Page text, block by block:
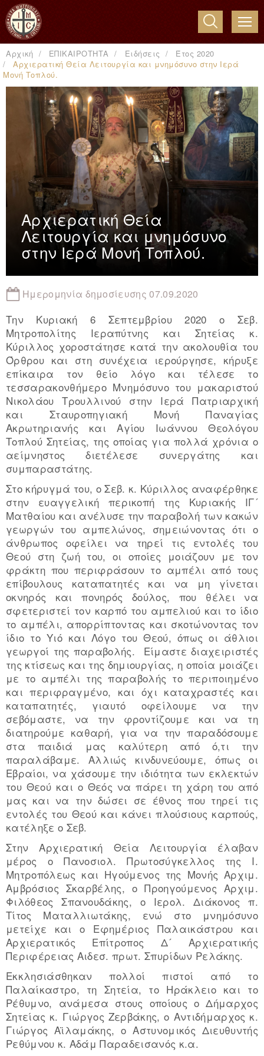
Αρχική ΕΠΙΚΑΙΡΟΤΗΤΑ Ειδήσεις
Έτος 2020
Αρχιερατική Θεία Λειτουργία και μνημόσυνο στην Ιερά
Μονή Τοπλού.
Αρχιερατική Θεία
Λειτουργία και μνημόσυνο
στην Ιερά Μονή Τοπλού.
Ημερομηνία δημοσίευσης 07.09.2020
Την Κυριακή 6 Σεπτεμβρίου 2020 ο Σεβ.
Μητροπολίτης Ιεραπύτνης και Σητείας κ.
Κύριλλος χοροστάτησε κατά την ακολουθία του
Όρθρου και στη συνέχεια ιερούργησε, κήρυξε
επίκαιρα τον θείο λόγο και τέλεσε το
τεσσαρακονθήμερο Μνημόσυνο του μακαριστού
Νικολάου Τρουλλινού στην Ιερά Πατριαρχική
και Σταυροπηγιακή Μονή Παναγίας
Ακρωτηριανής και Αγίου Ιωάννου Θεολόγου
Τοπλού Σητείας, της οποίας για πολλά χρόνια ο
αείμνηστος διετέλεσε συνεργάτης και
συμπαραστάτης.
Στο κήρυγμά του, ο Σεβ. κ. Κύριλλος αναφέρθηκε
στην ευαγγελική περικοπή της Κυριακής ΙΓ´
Ματθαίου και ανέλυσε την παραβολή των κακών
γεωργών του αμπελώνος, σημειώνοντας ότι ο
άνθρωπος οφείλει να τηρεί τις εντολές του
Θεού στη ζωή του, οι οποίες μοιάζουν με τον
φράκτη που περιφράσουν το αμπέλι από τους
επίβουλους καταπατητές και να μη γίνεται
οκνηρός και πονηρός δούλος, που θέλει να
σφετεριστεί τον καρπό του αμπελιού και το ίδιο
το αμπέλι, απορρίπτοντας και σκοτώνοντας τον
ίδιο το Υιό και Λόγο του Θεού, όπως οι άθλιοι
γεωργοί της παραβολής. Είμαστε διαχειριστές
της κτίσεως και της δημιουργίας, η οποία μοιάζει
με το αμπέλι της παραβολής το περιποιημένο
και περιφραγμένο, και όχι καταχραστές και
καταπατητές, γιαυτό οφείλουμε να την
σεβόμαστε, να την φροντίζουμε και να τη
διατηρούμε καθαρή, για να την παραδόσουμε
στα παιδιά μας καλύτερη από ό,τι την
παραλάβαμε. Αλλιώς κινδυνεύουμε, όπως οι
Εβραίοι, να χάσουμε την ιδιότητα των εκλεκτών
του Θεού και ο Θεός να πάρει τη χάρη του από
μας και να την δώσει σε έθνος που τηρεί τις
εντολές του Θεού και κάνει πλούσιους καρπούς,
κατέληξε ο Σεβ.
Στην Αρχιερατική Θεία Λειτουργία έλαβαν
μέρος ο Πανοσιολ. Πρωτοσύγκελλος της Ι.
Μητροπόλεως και Ηγούμενος της Μονής Αρχιμ.
Αμβρόσιος Σκαρβέλης, ο Προηγούμενος Αρχιμ.
Φιλόθεος Σπανουδάκης, ο Ιερολ. Διάκονος π.
Τίτος Ματαλλιωτάκης, ενώ στο μνημόσυνο
μετείχε και ο Εφημέριος Παλαικάστρου και
Αρχιερατικός Επίτροπος Δ´ Αρχιερατικής
Περιφέρειας Αιδεσ. πρωτ. Σπυρίδων Ρελάκης.
Εκκλησιάσθηκαν πολλοί πιστοί από το
Παλαίκαστρο, τη Σητεία, το Ηράκλειο και το
Ρέθυμνο, ανάμεσα στους οποίους ο Δήμαρχος
Σητείας κ. Γιώργος Ζερβάκης, ο Αντιδήμαρχος κ.
Γιώργος Αϊλαμάκης, ο Αστυνομικός Διευθυντής
Ρεθύμνου κ. Αδάμ Παραδεισανός κ.α.